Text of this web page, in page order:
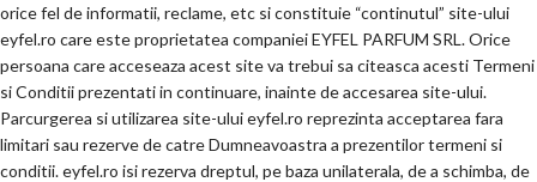
orice fel de informatii, reclame, etc si constituie “continutul” site-ului
eyfel.ro care este proprietatea companiei EYFEL PARFUM SRL. Orice
persoana care acceseaza acest site va trebui sa citeasca acesti Termeni
si Conditii prezentati in continuare, inainte de accesarea site-ului.
Parcurgerea si utilizarea site-ului eyfel.ro reprezinta acceptarea fara
limitari sau rezerve de catre Dumneavoastra a prezentilor termeni si
conditii. eyfel.ro isi rezerva dreptul, pe baza unilaterala, de a schimba, de